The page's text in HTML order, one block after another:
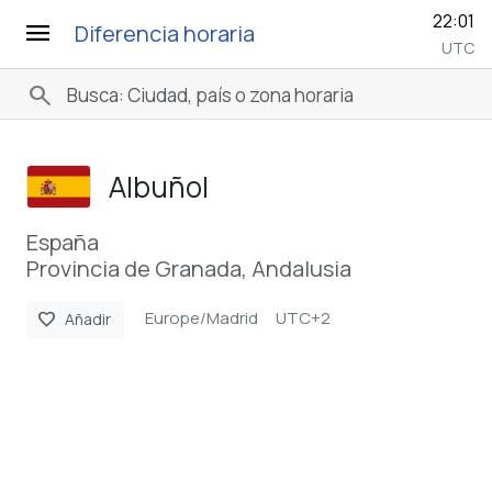
menu Diferencia horaria 22:01
UTC
search
Albuñol
España
Provincia de Granada, Andalusia
favorite Añadir Europe/Madrid UTC+2